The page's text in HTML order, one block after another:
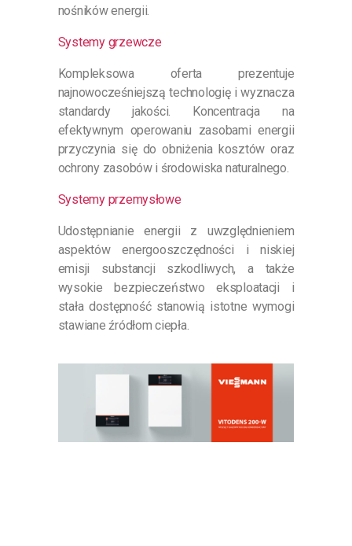
nośników energii.
Systemy grzewcze
Kompleksowa oferta prezentuje
najnowocześniejszą technologię i wyznacza
standardy jakości. Koncentracja na
efektywnym operowaniu zasobami energii
przyczynia się do obniżenia kosztów oraz
ochrony zasobów i środowiska naturalnego.
Systemy przemysłowe
Udostępnianie energii z uwzględnieniem
aspektów energooszczędności i niskiej
emisji substancji szkodliwych, a także
wysokie bezpieczeństwo eksploatacji i
stała dostępność stanowią istotne wymogi
stawiane źródłom ciepła.